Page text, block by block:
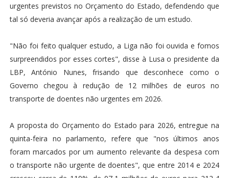
urgentes previstos no Orçamento do Estado, defendendo que
tal só deveria avançar após a realização de um estudo.
"Não foi feito qualquer estudo, a Liga não foi ouvida e fomos
surpreendidos por esses cortes", disse à Lusa o presidente da
LBP, António Nunes, frisando que desconhece como o
Governo chegou à redução de 12 milhões de euros no
transporte de doentes não urgentes em 2026.
A proposta do Orçamento do Estado para 2026, entregue na
quinta-feira no parlamento, refere que "nos últimos anos
foram marcados por um aumento relevante da despesa com
o transporte não urgente de doentes", que entre 2014 e 2024